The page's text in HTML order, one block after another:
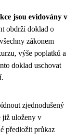
jsou evidovány v
obdrží doklad o
zákonem
výše poplatků a
doklad uschovat
zjednodušený
již uloženy v
předložit průkaz